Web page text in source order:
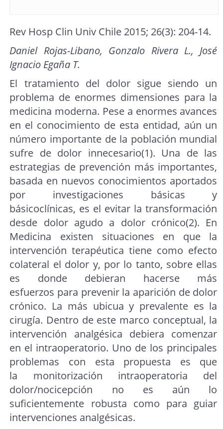
Rev Hosp Clin Univ Chile 2015; 26(3): 204-14.
Daniel Rojas-Libano, Gonzalo Rivera L., José
Ignacio Egaña T.
El tratamiento del dolor sigue siendo un
problema de enormes dimensiones para la
medicina moderna. Pese a enormes avances
en el conocimiento de esta entidad, aún un
número importante de la población mundial
sufre de dolor innecesario(1). Una de las
estrategias de prevención más importantes,
basada en nuevos conocimientos aportados
por investigaciones básicas y
básicoclínicas, es el evitar la transformación
desde dolor agudo a dolor crónico(2). En
Medicina existen situaciones en que la
intervención terapéutica tiene como efecto
colateral el dolor y, por lo tanto, sobre ellas
es donde debieran hacerse más
esfuerzos para prevenir la aparición de dolor
crónico. La más ubicua y prevalente es la
cirugía. Dentro de este marco conceptual, la
intervención analgésica debiera comenzar
en el intraoperatorio. Uno de los principales
problemas con esta propuesta es que
la monitorización intraoperatoria del
dolor/nocicepción no es aún lo
suficientemente robusta como para guiar
intervenciones analgésicas.